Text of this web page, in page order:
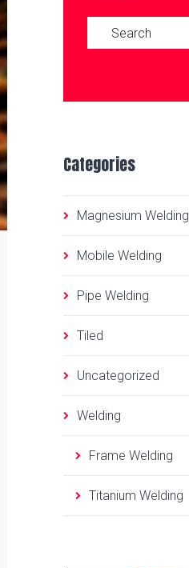
Search for:
Categories
Magnesium Welding
Mobile Welding
Pipe Welding
Tiled
Uncategorized
Welding
Frame Welding
Titanium Welding